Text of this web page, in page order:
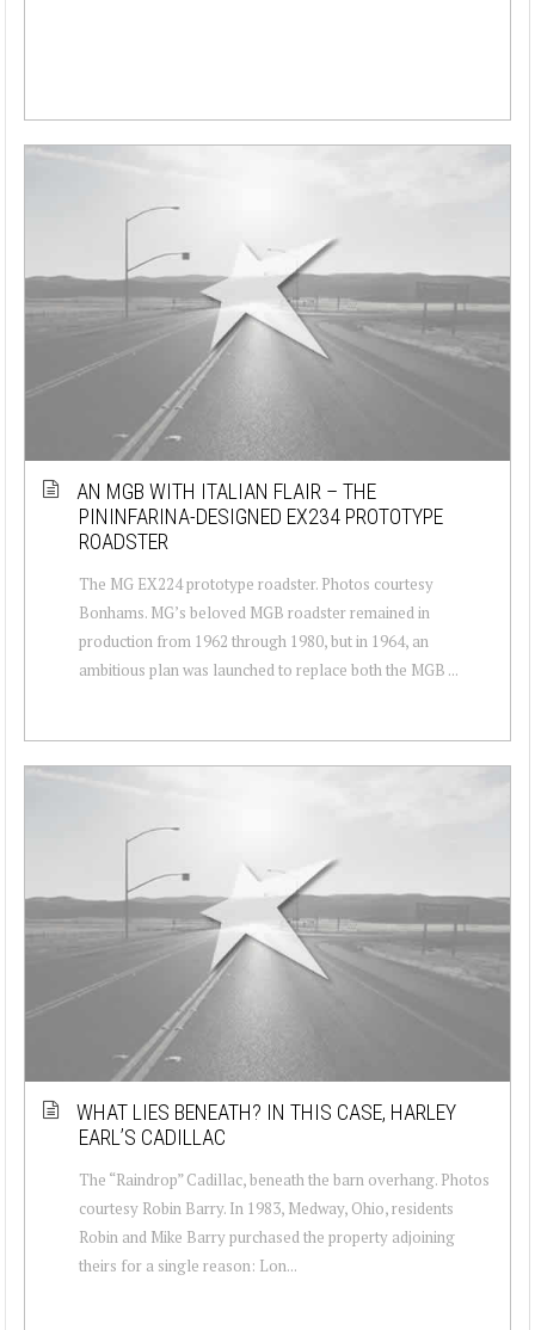
AN MGB WITH ITALIAN FLAIR – THE
PININFARINA-DESIGNED EX234 PROTOTYPE
ROADSTER
The MG EX224 prototype roadster. Photos courtesy
Bonhams. MG’s beloved MGB roadster remained in
production from 1962 through 1980, but in 1964, an
ambitious plan was launched to replace both the MGB ...
WHAT LIES BENEATH? IN THIS CASE, HARLEY
EARL’S CADILLAC
The “Raindrop” Cadillac, beneath the barn overhang. Photos
courtesy Robin Barry. In 1983, Medway, Ohio, residents
Robin and Mike Barry purchased the property adjoining
theirs for a single reason: Lon...